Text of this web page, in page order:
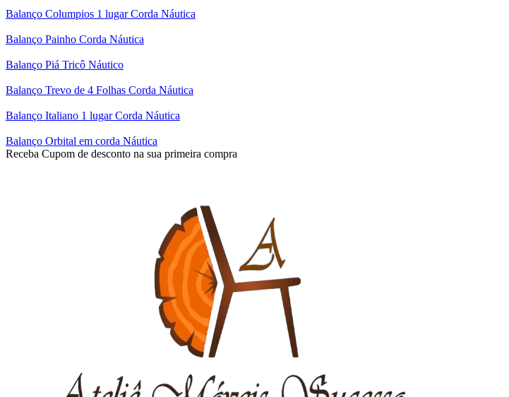
Balanço Columpios 1 lugar Corda Náutica
Balanço Painho Corda Náutica
Balanço Piá Tricô Náutico
Balanço Trevo de 4 Folhas Corda Náutica
Balanço Italiano 1 lugar Corda Náutica
Balanço Orbital em corda Náutica
Receba Cupom de desconto na sua primeira compra